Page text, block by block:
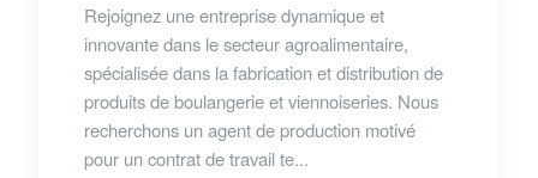
Rejoignez une entreprise dynamique et
innovante dans le secteur agroalimentaire,
spécialisée dans la fabrication et distribution de
produits de boulangerie et viennoiseries. Nous
recherchons un agent de production motivé
pour un contrat de travail te...